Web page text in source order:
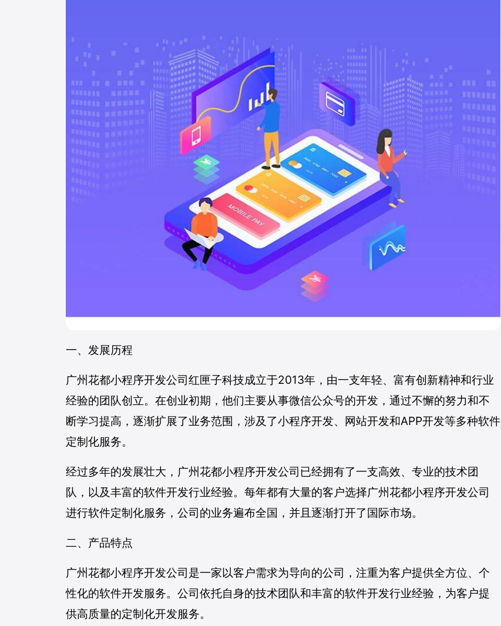
一、发展历程
广州花都小程序开发公司红匣子科技成立于2013年，由一支年轻、富有创新精神和行业
经验的团队创立。在创业初期，他们主要从事微信公众号的开发，通过不懈的努力和不
断学习提高，逐渐扩展了业务范围，涉及了小程序开发、网站开发和APP开发等多种软件
定制化服务。
经过多年的发展壮大，广州花都小程序开发公司已经拥有了一支高效、专业的技术团
队，以及丰富的软件开发行业经验。每年都有大量的客户选择广州花都小程序开发公司
进行软件定制化服务，公司的业务遍布全国，并且逐渐打开了国际市场。
二、产品特点
广州花都小程序开发公司是一家以客户需求为导向的公司，注重为客户提供全方位、个
性化的软件开发服务。公司依托自身的技术团队和丰富的软件开发行业经验，为客户提
供高质量的定制化开发服务。
微信联系方式
一键复制微信号